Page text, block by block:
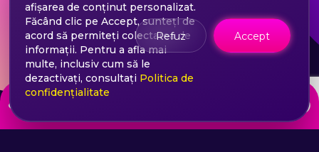
de la
Sporturi nautice Stress Free
Tratament Turism
Termeni și Condiții
Politica de confidențialitate Sitemap
afișarea de conținut personalizat.
Făcând clic pe Accept, sunteți de
acord să permiteți colectarea de
informații. Pentru a afla mai
multe, inclusiv cum să le
dezactivați, consultați Politica de
confidențialitate
Refuz Accept